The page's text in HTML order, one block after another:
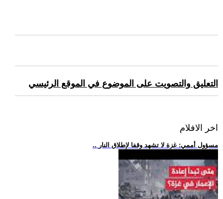
التعليق والتصويت على الموضوع في الموقع الرئيسي
اخر الافلام
.. مسؤول أممي: غزة لا تشهد وقفا لإطلاق النار